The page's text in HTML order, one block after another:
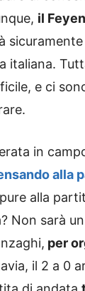
il
italiana.
e ci
in
alla
alla
Non sarà
per
il 2 a 0